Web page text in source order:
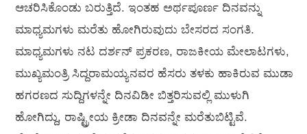
ಆಚರಿಸಿಕೊಂಡು ಬರುತ್ತಿದೆ. ಇಂತಹ ಅರ್ಥಪೂರ್ಣ ದಿನವನ್ನು
ಮಾಧ್ಯಮಗಳು ಮರೆತು ಹೋಗಿರುವುದು ಬೇಸರದ ಸಂಗತಿ.
ಮಾಧ್ಯಮಗಳು ನಟ ದರ್ಶನ್ ಪ್ರಕರಣ, ರಾಜಕೀಯ ಮೇಲಾಟಗಳು,
ಮುಖ್ಯಮಂತ್ರಿ ಸಿದ್ದರಾಮಯ್ಯನವರ ಹೆಸರು ತಳಕು ಹಾಕಿರುವ ಮುಡಾ
ಹಗರಣದ ಸುದ್ದಿಗಳನ್ನೇ ದಿನವಿಡೀ ಬಿತ್ತರಿಸುವಲ್ಲಿ ಮುಳುಗಿ
ಹೋಗಿದ್ದು, ರಾಷ್ಟ್ರೀಯ ಕ್ರೀಡಾ ದಿನವನ್ನೇ ಮರೆತುಬಿಟ್ಟಿವೆ.